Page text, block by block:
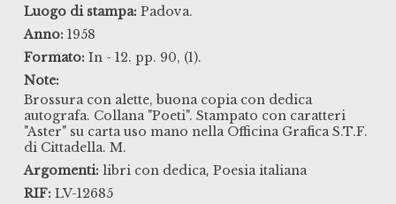
Luogo di stampa: Padova.
Anno: 1958
Formato: In - 12. pp. 90, (1).
Note:
Brossura con alette, buona copia con dedica
autografa. Collana "Poeti". Stampato con caratteri
"Aster" su carta uso mano nella Officina Grafica S.T.F.
di Cittadella. M.
Argomenti: libri con dedica, Poesia italiana
RIF: LV-12685